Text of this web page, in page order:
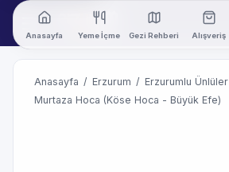
Anasayfa Yeme İçme Gezi Rehberi Alışveriş
Anasayfa / Erzurum / Erzurumlu Ünlüler
Murtaza Hoca (Köse Hoca - Büyük Efe)